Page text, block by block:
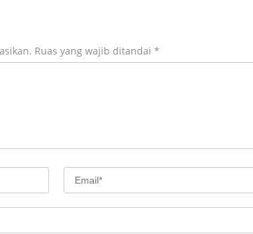
Ruas yang wajib ditandai *